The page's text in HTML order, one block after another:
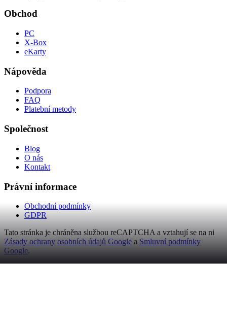
Obchod
PC
X-Box
eKarty
Nápověda
Podpora
FAQ
Platební metody
Společnost
Blog
O nás
Kontakt
Právní informace
Obchodní podmínky
GDPR
Tato stránka je chráněna službou reCAPTCHA a vztahují se na ni
Zásady ochrany osobních údajů Google a Smluvní podmínky
Google.